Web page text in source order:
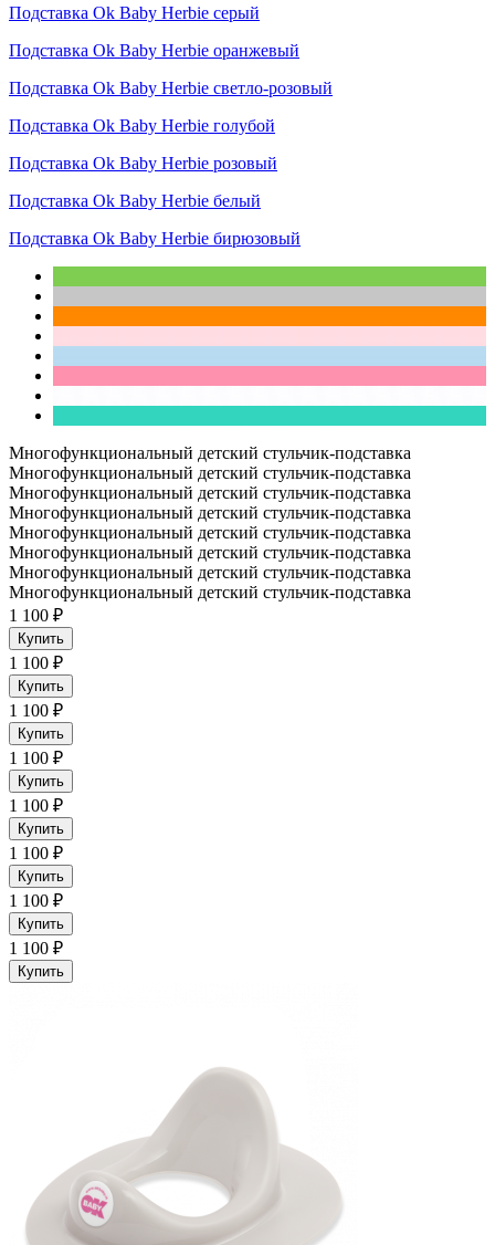
Подставка Ok Baby Herbie серый
Подставка Ok Baby Herbie оранжевый
Подставка Ok Baby Herbie светло-розовый
Подставка Ok Baby Herbie голубой
Подставка Ok Baby Herbie розовый
Подставка Ok Baby Herbie белый
Подставка Ok Baby Herbie бирюзовый
Многофункциональный детский стульчик-подставка
Многофункциональный детский стульчик-подставка
Многофункциональный детский стульчик-подставка
Многофункциональный детский стульчик-подставка
Многофункциональный детский стульчик-подставка
Многофункциональный детский стульчик-подставка
Многофункциональный детский стульчик-подставка
Многофункциональный детский стульчик-подставка
1 100 ₽
Купить
1 100 ₽
Купить
1 100 ₽
Купить
1 100 ₽
Купить
1 100 ₽
Купить
1 100 ₽
Купить
1 100 ₽
Купить
1 100 ₽
Купить